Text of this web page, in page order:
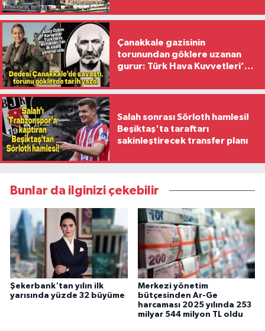
Çanakkale gazisinin
torunundan göklere uzanan
gurur: Türk Hava Kuvvetleri’nin
Salah sonrası Sörloth hamlesi!
Beşiktaş'ta taraftarı
sakinleştirecek transfer planı
Bunlar da ilginizi çekebilir
Şekerbank'tan yılın ilk
yarısında yüzde 32 büyüme
Merkezi yönetim
bütçesinden Ar-Ge
harcaması 2025 yılında 253
milyar 544 milyon TL oldu